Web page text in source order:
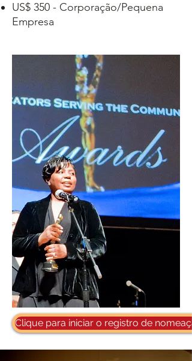
US$ 350 - Corporação/Pequena
Empresa
Clique para iniciar o registro de